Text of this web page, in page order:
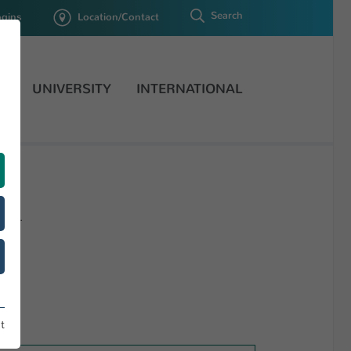
Location/Contact Search
UNIVERSITY INTERNATIONAL